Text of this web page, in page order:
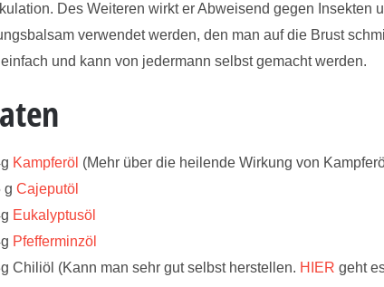
Des Weiteren wirkt er Abweisend gegen Insekten
verwendet werden, den man auf die Brust
und kann von jedermann selbst gemacht werden.
Kampferöl (Mehr über die heilende Wirkung von
g Cajeputöl
Eukalyptusöl
Pfefferminzöl
Chiliöl (Kann man sehr gut selbst herstellen. HIER geht